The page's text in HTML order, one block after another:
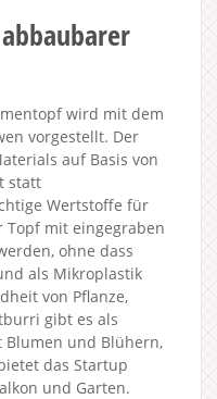
wird mit dem
vorgestellt. Der
auf Basis von
statt
Wertstoffe für
Topf mit eingegraben
ohne dass
als Mikroplastik
von Pflanze,
gibt es als
Blumen und Blühern,
das Startup
und Garten.